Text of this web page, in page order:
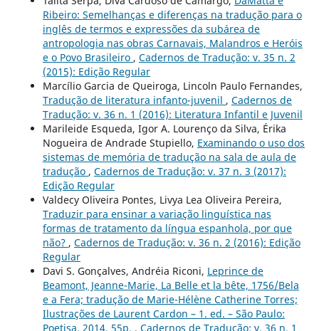
Ribeiro: Semelhanças e diferenças na tradução para o
inglês de termos e expressões da subárea de
antropologia nas obras Carnavais, Malandros e Heróis
e o Povo Brasileiro , Cadernos de Tradução: v. 35 n. 2
(2015): Edição Regular
Marcílio Garcia de Queiroga, Lincoln Paulo Fernandes,
Tradução de literatura infanto-juvenil , Cadernos de
Tradução: v. 36 n. 1 (2016): Literatura Infantil e Juvenil
Marileide Esqueda, Igor A. Lourenço da Silva, Érika
Nogueira de Andrade Stupiello, Examinando o uso dos
sistemas de memória de tradução na sala de aula de
tradução , Cadernos de Tradução: v. 37 n. 3 (2017):
Edição Regular
Valdecy Oliveira Pontes, Livya Lea Oliveira Pereira,
Traduzir para ensinar a variação linguística nas
formas de tratamento da língua espanhola, por que
não? , Cadernos de Tradução: v. 36 n. 2 (2016): Edição
Regular
Davi S. Gonçalves, Andréia Riconi, Leprince de
Beamont, Jeanne-Marie, La Belle et la bête, 1756/Bela
e a Fera; tradução de Marie-Hélène Catherine Torres;
Ilustrações de Laurent Cardon – 1. ed. – São Paulo:
Poetisa, 2014. 55p. , Cadernos de Tradução: v. 36 n. 1